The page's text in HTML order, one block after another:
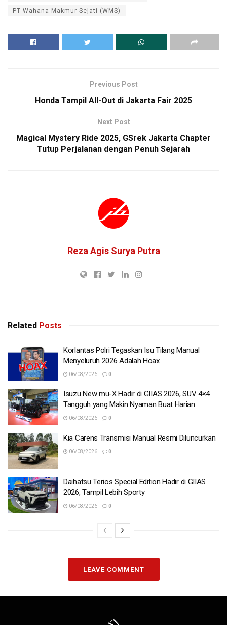
PT Wahana Makmur Sejati (WMS)
Previous Post
Honda Tampil All-Out di Jakarta Fair 2025
Next Post
Magical Mystery Ride 2025, GSrek Jakarta Chapter
Tutup Perjalanan dengan Penuh Sejarah
Reza Agis Surya Putra
Related Posts
Korlantas Polri Tegaskan Isu Tilang Manual
Menyeluruh 2026 Adalah Hoax
06/08/2026 0
Isuzu New mu-X Hadir di GIIAS 2026, SUV 4×4
Tangguh yang Makin Nyaman Buat Harian
06/08/2026 0
Kia Carens Transmisi Manual Resmi Diluncurkan
06/08/2026 0
Daihatsu Terios Special Edition Hadir di GIIAS
2026, Tampil Lebih Sporty
06/08/2026 0
LEAVE COMMENT